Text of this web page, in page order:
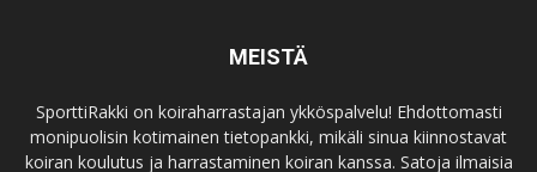
MEISTÄ
SporttiRakki on koiraharrastajan ykköspalvelu! Ehdottomasti
monipuolisin kotimainen tietopankki, mikäli sinua kiinnostavat
koiran koulutus ja harrastaminen koiran kanssa. Satoja ilmaisia